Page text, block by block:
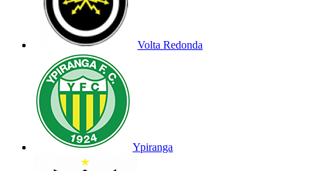
Volta Redonda
Ypiranga